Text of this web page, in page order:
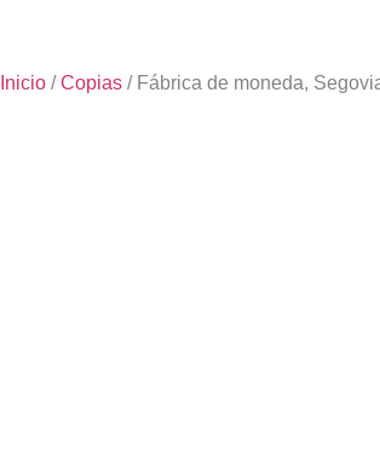
Inicio /Copias / Fábrica de moneda,